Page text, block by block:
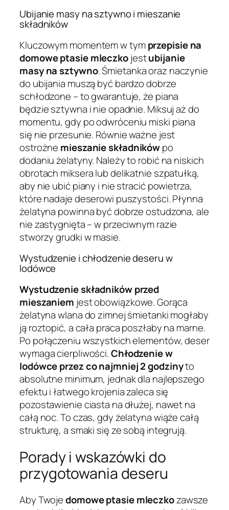
Ubijanie masy na sztywno i mieszanie
składników
Kluczowym momentem w tymprzepisie na
domowe ptasie mleczkojestubijanie
masy na sztywno. Śmietanka oraz naczynie
do ubijania muszą być bardzo dobrze
schłodzone – to gwarantuje, że piana
będzie sztywna i nie opadnie. Miksuj aż do
momentu, gdy po odwróceniu miski piana
się nie przesunie. Równie ważne jest
ostrożne mieszanie składnikówpo
dodaniu żelatyny. Należy to robić na niskich
obrotach miksera lub delikatnie szpatułką,
aby nie ubić piany i nie stracić powietrza,
które nadaje deserowi puszystości. Płynna
żelatyna powinna być dobrze ostudzona, ale
nie zastygnięta – w przeciwnym razie
stworzy grudki w masie.
Wystudzenie i chłodzenie deseru w
lodówce
Wystudzenie składników przed
mieszaniem jest obowiązkowe. Gorąca
żelatyna wlana do zimnej śmietanki mogłaby
ją roztopić, a cała praca poszłaby na marne.
Po połączeniu wszystkich elementów, deser
wymaga cierpliwości.Chłodzenie w
lodówce przez co najmniej 2 godzinyto
absolutne minimum, jednak dla najlepszego
efektu i łatwego krojenia zaleca się
pozostawienie ciasta na dłużej, nawet na
całą noc. To czas, gdy żelatyna wiąże całą
strukturę, a smaki się ze sobą integrują.
Porady i wskazówki do
przygotowania deseru
Aby Twojedomowe ptasie mleczkozawsze